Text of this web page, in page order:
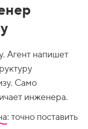
Агент напишет
Само
инженера.
: точно поставить